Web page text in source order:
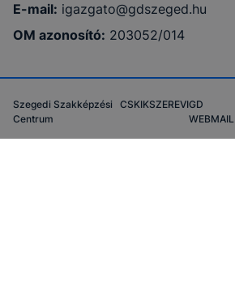
E-mail: igazgato@gdszeged.hu
OM azonosító: 203052/014
Szegedi Szakképzési
Centrum
CSKIKSZEREVIGD
WEBMAIL